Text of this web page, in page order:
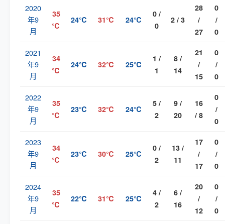
2020
年9
月
35
℃
24℃ 31℃ 24℃
0 /
0
2 / 3
28
/
27
0
/
0
2021
年9
月
34
℃
24℃ 32℃ 25℃
1 /
1
8 /
14
21
/
15
0
/
0
2022
年9
月
35
℃
23℃ 32℃ 24℃
5 /
2
9 /
20
16
/ 8
0
/
0
2023
年9
月
34
℃
23℃ 30℃ 25℃
0 /
2
13 /
11
17
/
17
0
/
0
2024
年9
月
35
℃
22℃ 31℃ 25℃
4 /
2
6 /
16
20
/
12
0
/
0